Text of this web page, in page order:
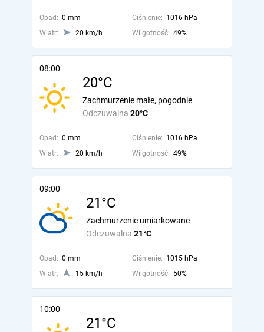
Opad: 0 mm Ciśnienie: 1016 hPa
Wiatr:
20 km/h Wilgotność: 49%
08:00
20°C
Odczuwalna 20°C
Zachmurzenie małe, pogodnie
Opad: 0 mm Ciśnienie: 1016 hPa
Wiatr:
20 km/h Wilgotność: 49%
09:00
21°C
Odczuwalna 21°C
Zachmurzenie umiarkowane
Opad: 0 mm Ciśnienie: 1015 hPa
Wiatr:
15 km/h Wilgotność: 50%
10:00
21°C